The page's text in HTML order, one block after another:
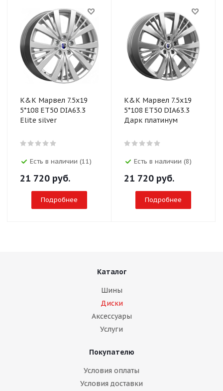
K&K Марвел 7.5x19
5*108 ET50 DIA63.3
Elite silver
Есть в наличии (11)
21 720 руб.
Подробнее
K&K Марвел 7.5x19
5*108 ET50 DIA63.3
Дарк платинум
Есть в наличии (8)
21 720 руб.
Подробнее
Каталог
Шины
Диски
Аксессуары
Услуги
Покупателю
Условия оплаты
Условия доставки